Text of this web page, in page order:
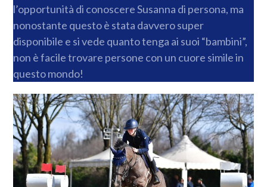
l’opportunità di conoscere Susanna di persona, ma
nonostante questo è stata davvero super
disponibile e si vede quanto tenga ai suoi “bambini”,
non è facile trovare persone con un cuore simile in
questo mondo!